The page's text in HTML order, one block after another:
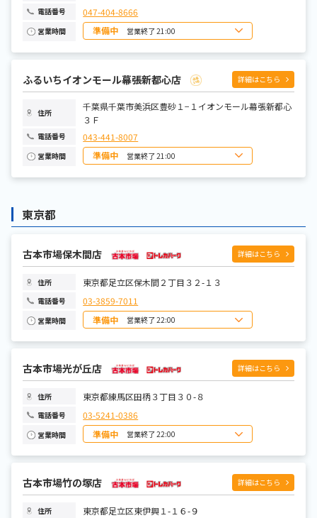
電話番号 047-404-8666
営業時間 準備中 営業終了 21:00
日曜日 10:00~21:00
月曜日
水曜日 10:00~21:00
木曜日 10:00~21:00
金曜日
土曜日 10:00~21:00
ふるいちイオンモール幕張新都心店 詳細はこちら
住所
千葉県千葉市美浜区豊砂１−１イオンモール幕張新都心
３Ｆ
電話番号 043-441-8007
営業時間 準備中 営業終了 21:00
日曜日 10:00~21:00
土曜日 10:00~21:00
東京都
古本市場保木間店 詳細はこちら
住所 東京都足立区保木間２丁目３２-１３
電話番号 03-3859-7011
営業時間 準備中 営業終了 22:00
日曜日 10:00~22:00
水曜日 10:00~22:00
木曜日
土曜日 10:00~22:00
古本市場光が丘店 詳細はこちら
住所 東京都練馬区田柄３丁目３０-８
電話番号 03-5241-0386
営業時間 準備中 営業終了 22:00
日曜日 10:00~22:00
水曜日 10:00~22:00
木曜日
土曜日 10:00~22:00
古本市場竹の塚店 詳細はこちら
住所 東京都足立区東伊興１-１６-９